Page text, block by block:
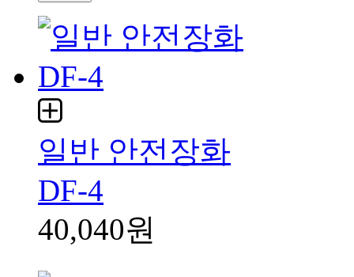
일반 안전장화
DF-4
40,040원